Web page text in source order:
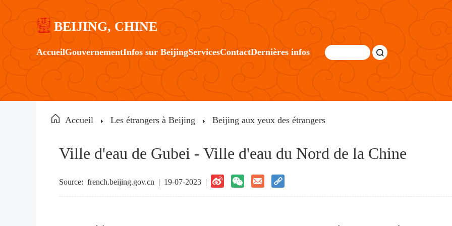
BEIJING, CHINE
AccueilGouvernementInfos sur BeijingServicesContactDernières infos
Accueil Les étrangers à Beijing Beijing aux yeux des étrangers
Ville d'eau de Gubei - Ville d'eau du Nord de la Chine
Source: french.beijing.gov.cn | 19-07-2023 |